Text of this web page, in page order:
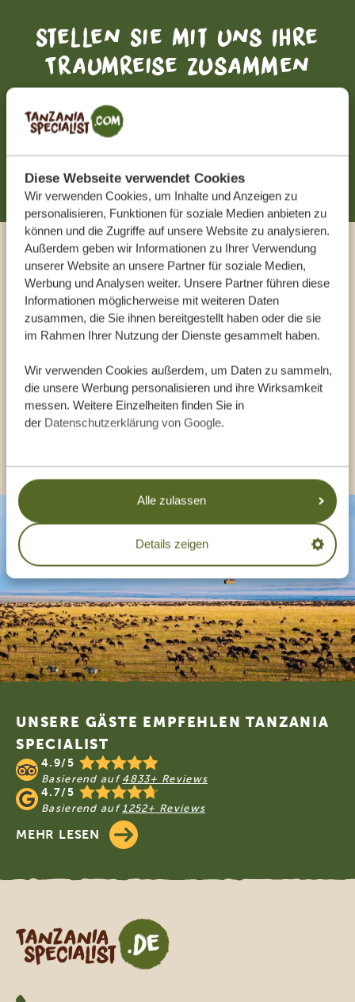
Diese Webseite verwendet Cookies
Wir verwenden Cookies, um Inhalte und Anzeigen zu
personalisieren, Funktionen für soziale Medien anbieten zu
können und die Zugriffe auf unsere Website zu analysieren.
Außerdem geben wir Informationen zu Ihrer Verwendung
unserer Website an unsere Partner für soziale Medien,
Werbung und Analysen weiter. Unsere Partner führen diese
Informationen möglicherweise mit weiteren Daten
zusammen, die Sie ihnen bereitgestellt haben oder die sie
im Rahmen Ihrer Nutzung der Dienste gesammelt haben.
Wir verwenden Cookies außerdem, um Daten zu sammeln,
die unsere Werbung personalisieren und ihre Wirksamkeit
messen. Weitere Einzelheiten finden Sie in
der Datenschutzerklärung von Google.
Alle zulassen
Details zeigen
Stellen Sie mit uns Ihre
Traumreise zusammen
KOSTENLOS UND UNVERBINDLICH
Sprechen Sie mit einem
Reiseberater
UNSERE EXPERTEN HELFEN IHNEN GERN
DE:+494087407061
Footer
UNSERE GÄSTE EMPFEHLEN TANZANIA
SPECIALIST
4.9/5
Basierend auf 4833+ Reviews
4.7/5
Basierend auf 1252+ Reviews
MEHR LESEN
Tanzania Specialist